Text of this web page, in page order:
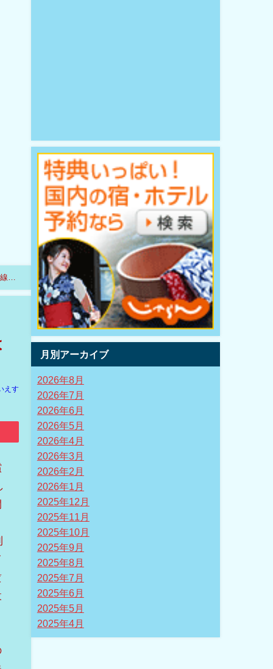
区
えす
月別アーカイブ
2026年8月
2026年7月
2026年6月
2026年5月
2026年4月
2026年3月
2026年2月
2026年1月
2025年12月
2025年11月
2025年10月
2025年9月
2025年8月
2025年7月
2025年6月
2025年5月
2025年4月